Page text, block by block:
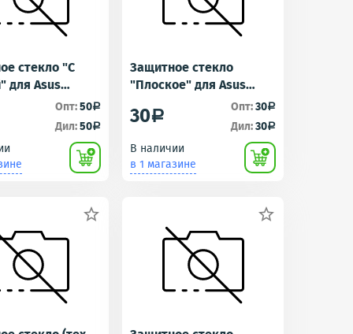
стекло "С
для Asus
(ZenFone 5 Lite)
Опт:50a
Дил:50a
Защитное стекло
"Плоское" для Asus
ZD552KL (ZenFone 4
Selfie Pro)
30a Опт:30a
Дил:30a
В наличии
в 1 магазине
 